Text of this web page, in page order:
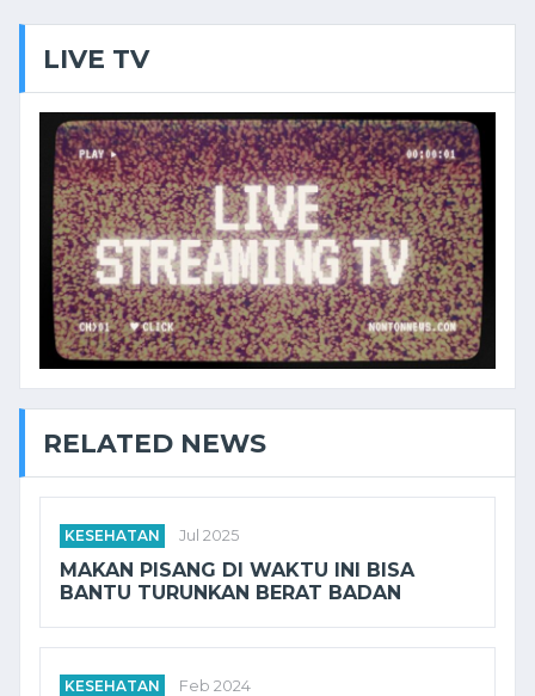
LIVE TV
RELATED NEWS
KESEHATAN Jul 2025
MAKAN PISANG DI WAKTU INI BISA
BANTU TURUNKAN BERAT BADAN
KESEHATAN Feb 2024